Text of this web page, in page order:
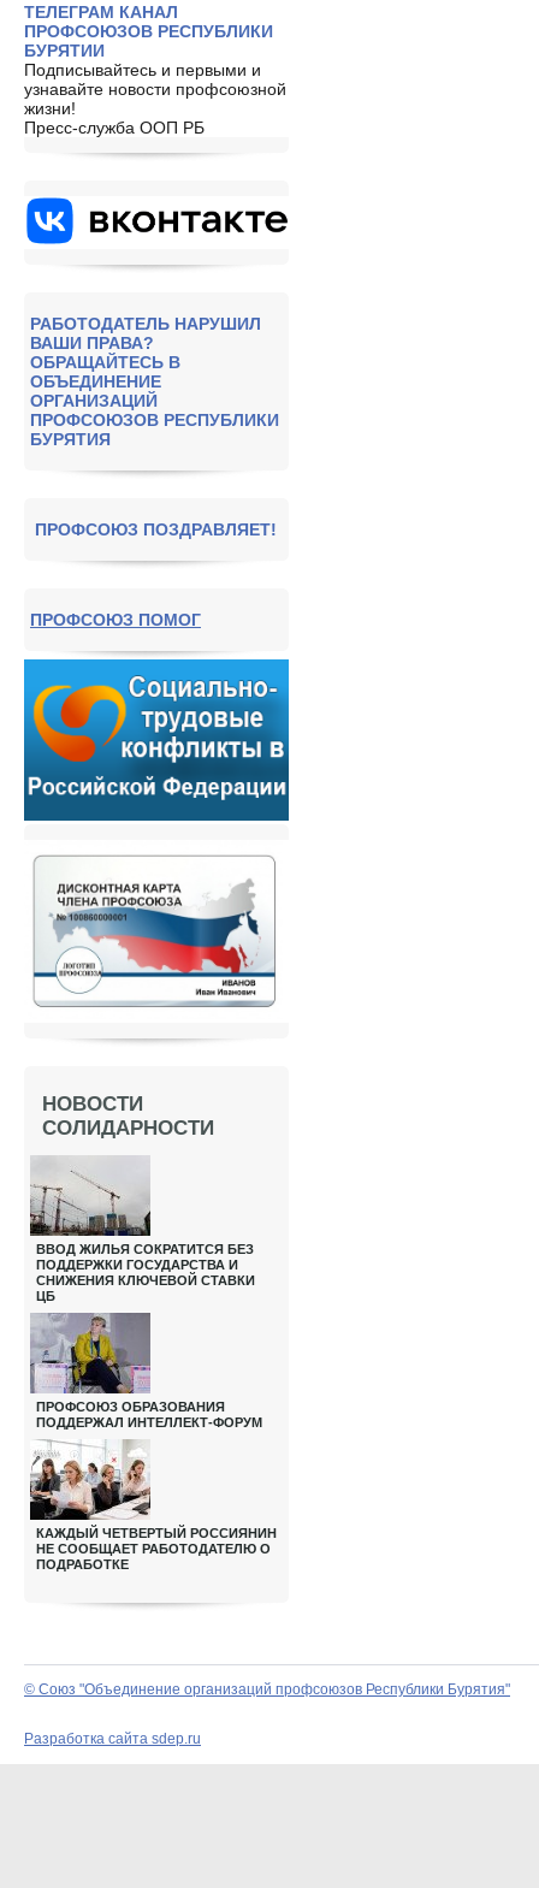
ТЕЛЕГРАМ КАНАЛ
ПРОФСОЮЗОВ РЕСПУБЛИКИ
БУРЯТИИ
Подписывайтесь и первыми и
узнавайте новости профсоюзной
жизни!
Пресс-служба ООП РБ
РАБОТОДАТЕЛЬ НАРУШИЛ
ВАШИ ПРАВА?
ОБРАЩАЙТЕСЬ В
ОБЪЕДИНЕНИЕ
ОРГАНИЗАЦИЙ
ПРОФСОЮЗОВ РЕСПУБЛИКИ
БУРЯТИЯ
ПРОФСОЮЗ ПОЗДРАВЛЯЕТ!
ПРОФСОЮЗ ПОМОГ
НОВОСТИ
СОЛИДАРНОСТИ
ВВОД ЖИЛЬЯ СОКРАТИТСЯ БЕЗ
ПОДДЕРЖКИ ГОСУДАРСТВА И
СНИЖЕНИЯ КЛЮЧЕВОЙ СТАВКИ
ЦБ
ПРОФСОЮЗ ОБРАЗОВАНИЯ
ПОДДЕРЖАЛ ИНТЕЛЛЕКТ-ФОРУМ
КАЖДЫЙ ЧЕТВЕРТЫЙ РОССИЯНИН
НЕ СООБЩАЕТ РАБОТОДАТЕЛЮ О
ПОДРАБОТКЕ
© Союз "Объединение организаций профсоюзов Республики Бурятия"
Разработка сайта sdep.ru